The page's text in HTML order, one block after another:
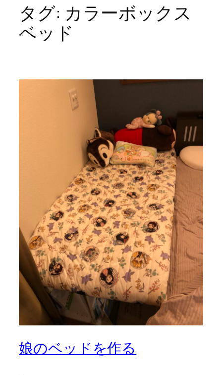
タグ: カラーボックス
ベッド
娘のベッドを作る